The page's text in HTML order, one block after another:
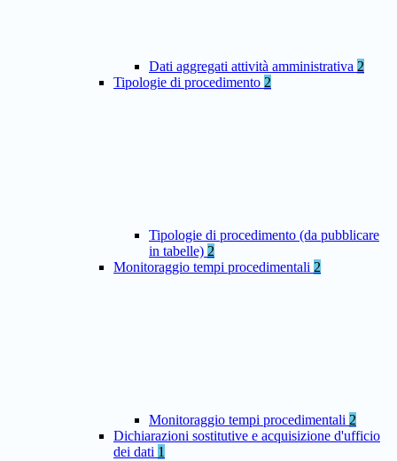
Dati aggregati attività amministrativa 2
Tipologie di procedimento 2
Tipologie di procedimento (da pubblicare
in tabelle) 2
Monitoraggio tempi procedimentali 2
Monitoraggio tempi procedimentali 2
Dichiarazioni sostitutive e acquisizione d'ufficio
dei dati 1